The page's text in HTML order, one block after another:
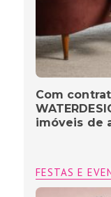
Com
imóveis de
FESTAS E